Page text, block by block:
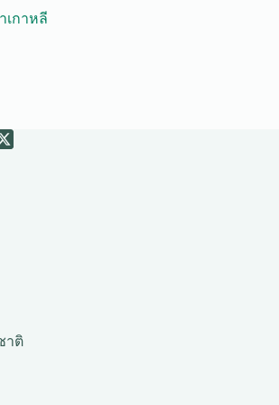
เกาหลี
าติ